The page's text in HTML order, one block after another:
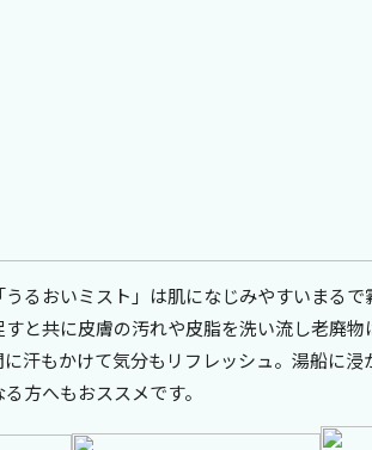
るおいミスト」は肌になじみやすいまる
と共に皮膚の汚れや皮脂を洗い流し老廃
汗もかけて気分もリフレッシュ。湯船に
方へもおススメです。